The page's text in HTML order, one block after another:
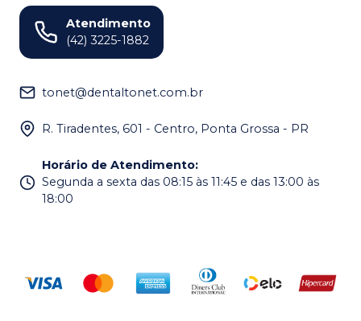
Atendimento
(42) 3225-1882
tonet@dentaltonet.com.br
R. Tiradentes, 601 - Centro, Ponta Grossa - PR
Horário de Atendimento:
Segunda a sexta das 08:15 às 11:45 e das 13:00 às
18:00